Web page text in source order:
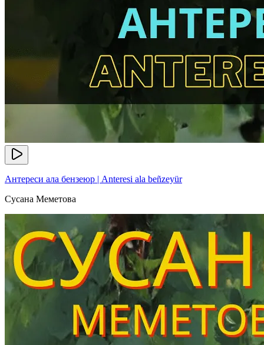
Антереси ала бензеюр | Anteresi ala beñzeyür
Сусана Меметова